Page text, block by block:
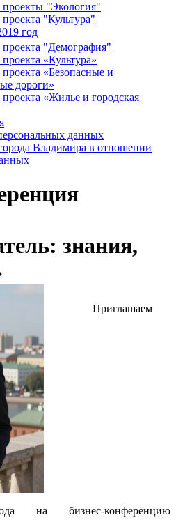
проекты "Экология"
"Культура"
год
проекта "Демография"
«Культура»
«Безопасные и
дороги»
«Жилье и городская
данных
Владимира в отношении
знания,
Приглашаем
на бизнес-конференцию